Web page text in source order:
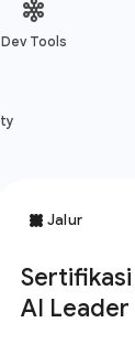
Dev Tools